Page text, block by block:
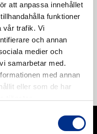
att anpassa innehållet
funktioner
vår trafik. Vi
och annan
medier och
samarbetar med.
med annan
eller som de har
erbjuda
till kvarnar, men
och de därmed